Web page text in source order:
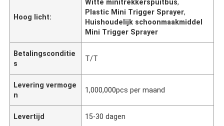
Hoog licht:
Witte minitrekkerspuitbus,
Plastic Mini Trigger Sprayer,
Huishoudelijk schoonmaakmiddel
Mini Trigger Sprayer
Betalingsconditie
s
T/T
Levering vermoge
n
1,000,000pcs per maand
Levertijd 15-30 dagen